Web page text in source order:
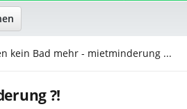
kein Bad mehr - mietminderung ...
?!